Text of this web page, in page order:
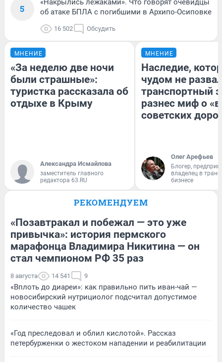
5
об атаке БПЛА с погибшими в Архипо-Осиповке
16 502 Обсудить
МНЕНИЕ
«За неделю две ночи
были страшные»:
туристка рассказала об
отдыхе в Крыму
Александра Исмайлова
заместитель главного
редактора 63.RU
МНЕНИЕ
Наследие,
чудом не
транспортный
разнес миф о
советских
Олег Арефьев
Блогер,
владелец в
бизнесе
РЕКОМЕНДУЕМ
«Позавтракал и побежал — это уже
привычка»: история пермского
марафонца Владимира Никитина — он
стал чемпионом РФ 35 раз
8 августа 14 541 9
«Вплоть до диареи»: как правильно пить иван-чай —
новосибирский нутрициолог подсчитал допустимое
количество чашек
«Год преследовал и облил кислотой». Рассказ
петербурженки о жестоком нападении и реабилитации